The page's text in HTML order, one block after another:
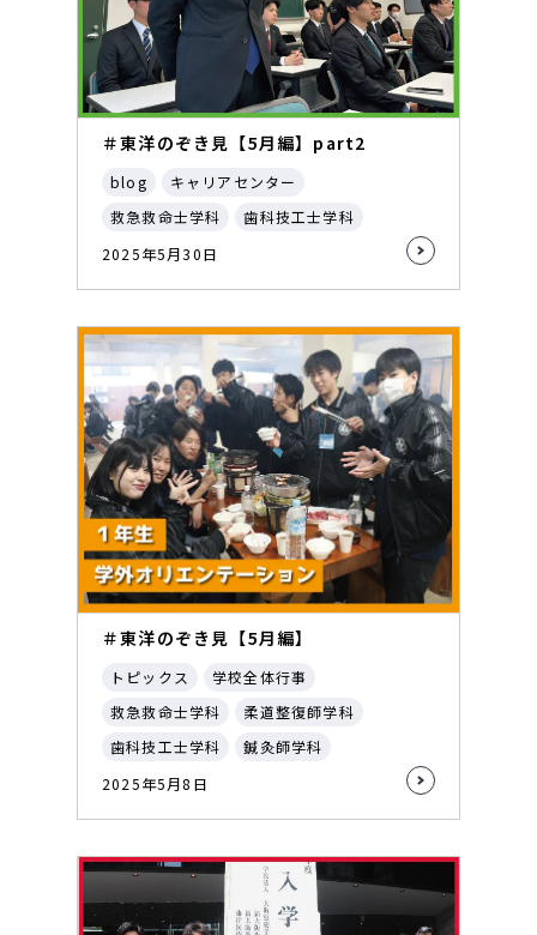
＃東洋のぞき見【5月編】part2
blog
キャリアセンター
救急救命士学科
歯科技工士学科
2025年5月30日
＃東洋のぞき見【5月編】
トピックス
学校全体行事
救急救命士学科
柔道整復師学科
歯科技工士学科
鍼灸師学科
2025年5月8日